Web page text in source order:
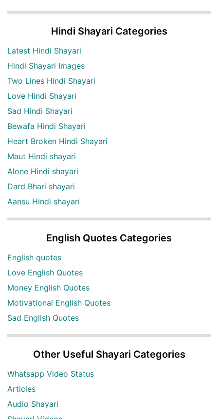
Hindi Shayari Categories
Latest Hindi Shayari
Hindi Shayari Images
Two Lines Hindi Shayari
Love Hindi Shayari
Sad Hindi Shayari
Bewafa Hindi Shayari
Heart Broken Hindi Shayari
Maut Hindi shayari
Alone Hindi shayari
Dard Bhari shayari
Aansu Hindi shayari
English Quotes Categories
English quotes
Love English Quotes
Money English Quotes
Motivational English Quotes
Sad English Quotes
Other Useful Shayari Categories
Whatsapp Video Status
Articles
Audio Shayari